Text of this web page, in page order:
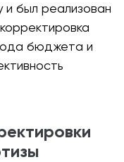
и был реализован
бюджета и